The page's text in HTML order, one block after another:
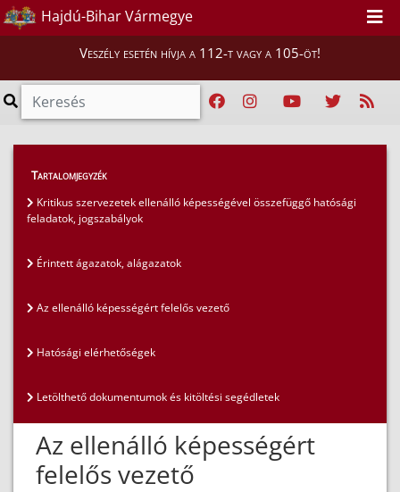
Hajdú-Bihar Vármegye
Veszély esetén hívja a 112-t vagy a 105-öt!
Hatósági ügyek
Kritikus szervezetek ellenállóképessége
>
Az ellenálló képességért felelős vezető
Tartalomjegyzék
Kritikus szervezetek ellenálló képességével összefüggő hatósági
feladatok, jogszabályok
Érintett ágazatok, alágazatok
Az ellenálló képességért felelős vezető
Hatósági elérhetőségek
Letölthető dokumentumok és kitöltési segédletek
Az ellenálló képességért
felelős vezető